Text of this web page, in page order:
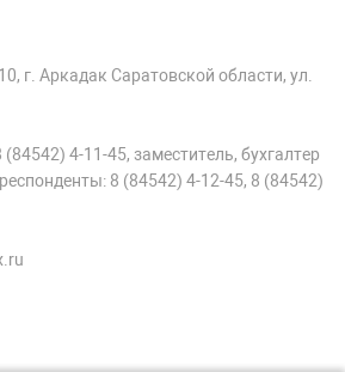
г. Аркадак Саратовской области, ул.
4-11-45, заместитель, бухгалтер
8 (84542) 4-12-45, 8 (84542)